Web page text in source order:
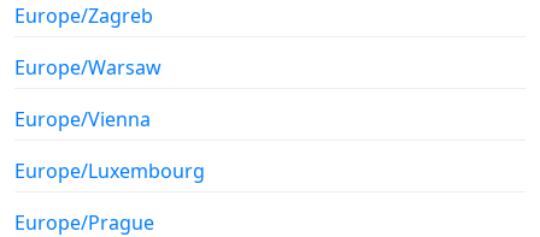
Europe/Zagreb
Europe/Warsaw
Europe/Vienna
Europe/Luxembourg
Europe/Prague